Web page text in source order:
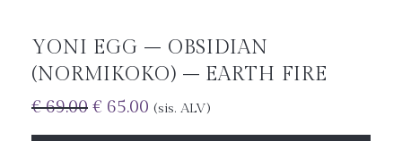
YONI EGG – OBSIDIAN
(NORMIKOKO) – EARTH FIRE
€69.00 € 65.00 (sis. ALV)